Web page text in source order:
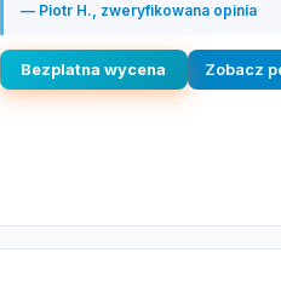
— Piotr H., zweryfikowana opinia
Bezplatna wycena Zobacz